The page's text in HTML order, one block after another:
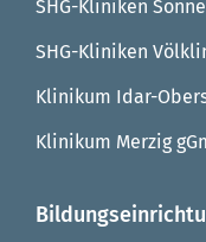
SHG-Kliniken
SHG-Kliniken
Klinikum Idar-
Klinikum Merzig